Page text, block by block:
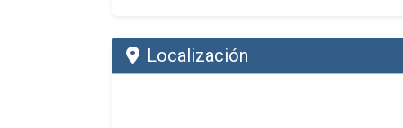
Localización